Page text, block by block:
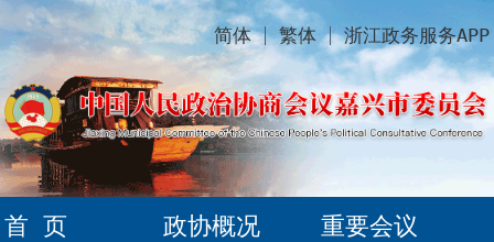
简体 繁体 浙江政务服务APP
首 页 政协概况 重要会议